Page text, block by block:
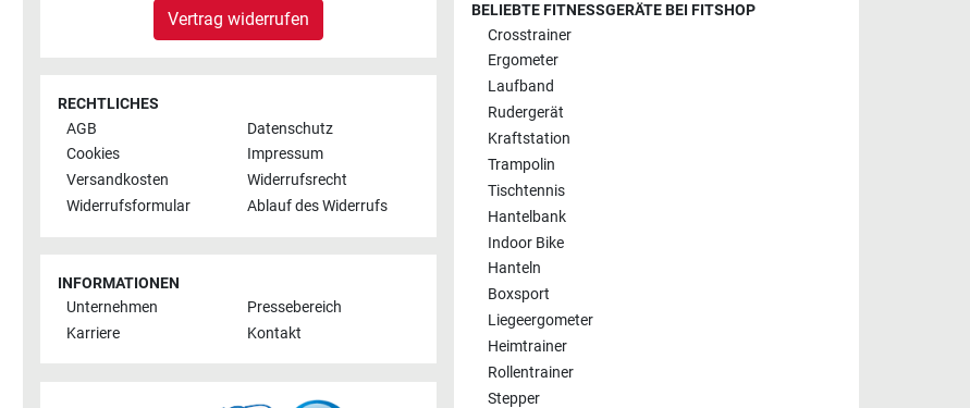
Vertrag widerrufen
RECHTLICHES
AGB
Datenschutz
Cookies
Impressum
Versandkosten
Widerrufsrecht
Widerrufsformular
Ablauf des Widerrufs
INFORMATIONEN
Unternehmen
Pressebereich
Karriere
Kontakt
BELIEBTE FITNESSGERÄTE BEI FITSHOP
Crosstrainer
Ergometer
Laufband
Rudergerät
Kraftstation
Trampolin
Tischtennis
Hantelbank
Indoor Bike
Hanteln
Boxsport
Liegeergometer
Heimtrainer
Rollentrainer
Stepper